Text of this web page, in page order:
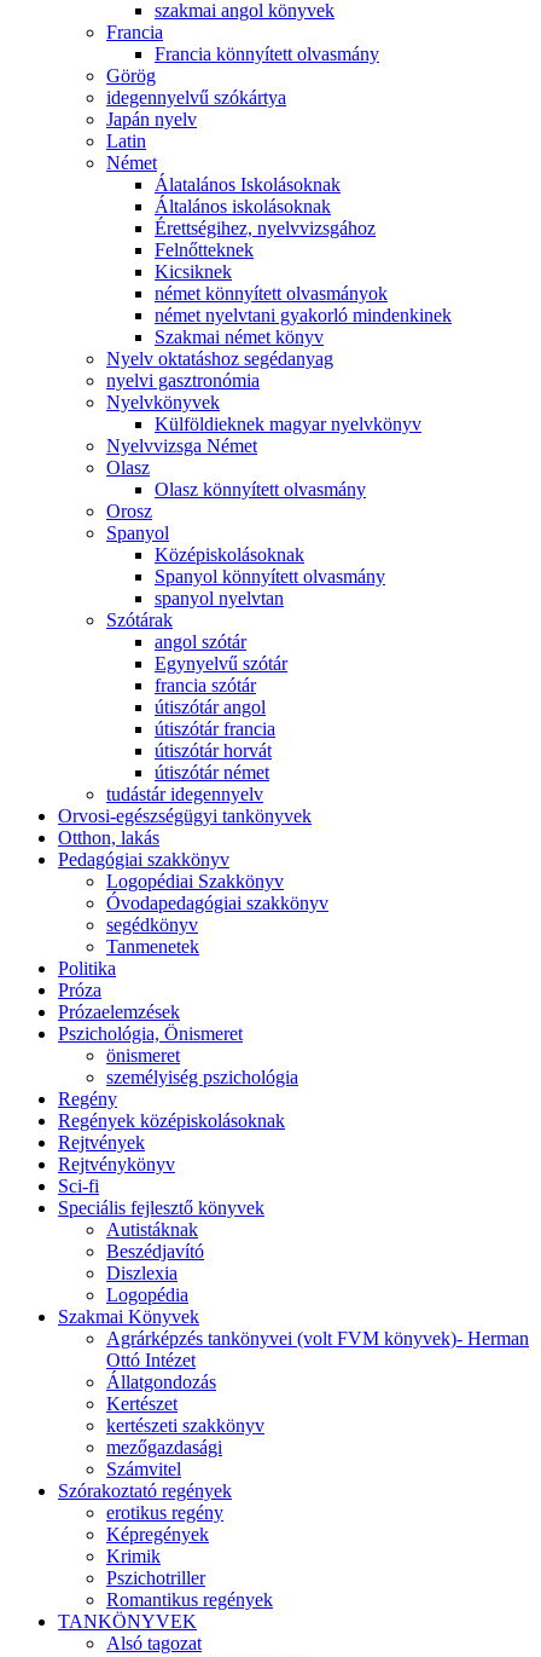
szakmai angol könyvek
Francia
Francia könnyített olvasmány
Görög
idegennyelvű szókártya
Japán nyelv
Latin
Német
Álatalános Iskolásoknak
Általános iskolásoknak
Érettségihez, nyelvvizsgához
Felnőtteknek
Kicsiknek
német könnyített olvasmányok
német nyelvtani gyakorló mindenkinek
Szakmai német könyv
Nyelv oktatáshoz segédanyag
nyelvi gasztronómia
Nyelvkönyvek
Külföldieknek magyar nyelvkönyv
Nyelvvizsga Német
Olasz
Olasz könnyített olvasmány
Orosz
Spanyol
Középiskolásoknak
Spanyol könnyített olvasmány
spanyol nyelvtan
Szótárak
angol szótár
Egynyelvű szótár
francia szótár
útiszótár angol
útiszótár francia
útiszótár horvát
útiszótár német
tudástár idegennyelv
Orvosi-egészségügyi tankönyvek
Otthon, lakás
Pedagógiai szakkönyv
Logopédiai Szakkönyv
Óvodapedagógiai szakkönyv
segédkönyv
Tanmenetek
Politika
Próza
Prózaelemzések
Pszichológia, Önismeret
önismeret
személyiség pszichológia
Regény
Regények középiskolásoknak
Rejtvények
Rejtvénykönyv
Sci-fi
Speciális fejlesztő könyvek
Autistáknak
Beszédjavító
Diszlexia
Logopédia
Szakmai Könyvek
Agrárképzés tankönyvei (volt FVM könyvek)- Herman
Ottó Intézet
Állatgondozás
Kertészet
kertészeti szakkönyv
mezőgazdasági
Számvitel
Szórakoztató regények
erotikus regény
Képregények
Krimik
Pszichotriller
Romantikus regények
TANKÖNYVEK
Alsó tagozat